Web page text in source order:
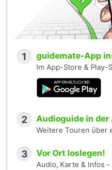
1 guidemate-App
Im App-Store &
2 Audioguide in der
Weitere Touren über
3 Vor Ort loslegen!
Audio, Karte & Infos